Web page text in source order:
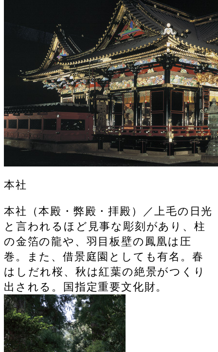
本社
本社（本殿・弊殿・拝殿）／上毛の日光
と言われるほど見事な彫刻があり、柱
の金箔の龍や、羽目板壁の鳳凰は圧
巻。また、借景庭園としても有名。春
はしだれ桜、秋は紅葉の絶景がつくり
出される。国指定重要文化財。